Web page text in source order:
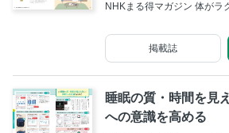
NHKまる得マガジン 体がラ
掲載誌
睡眠の質・時間を見
への意識を高める